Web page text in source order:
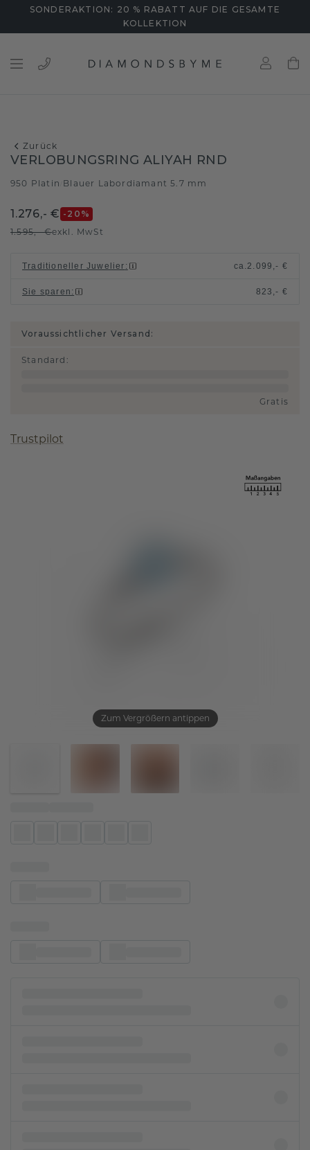
SONDERAKTION: 20 % RABATT AUF DIE GESAMTE
KOLLEKTION
Zurück
Zum Vergrößern antippen
VERLOBUNGSRING ALIYAH RND
950 Platin Blauer Labordiamant 5.7 mm
1.276,- € -20 %
1.595,- €exkl. MwSt
Traditioneller Juwelier : ca.2.099,- €
Sie sparen : 823,- €
Voraussichtlicher Versand:
Standard :
Gratis
Trustpilot